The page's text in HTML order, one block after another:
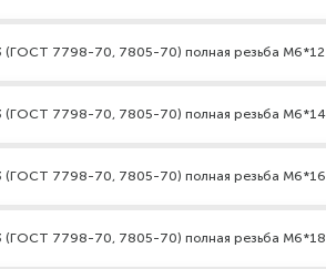
(ГОСТ 7798-70, 7805-70) полная резьба М6*12
(ГОСТ 7798-70, 7805-70) полная резьба М6*14
(ГОСТ 7798-70, 7805-70) полная резьба М6*16
(ГОСТ 7798-70, 7805-70) полная резьба М6*18